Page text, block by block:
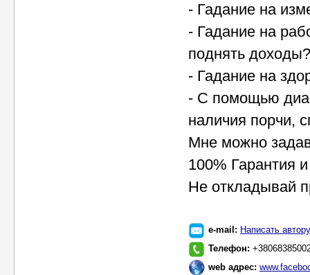
- Гадание на
- Гадание на
поднять доходы?
- Гадание на
- С помощью
наличия порчи,
Мне можно
100% Гарантия
Не откладывай
e-mail: Написать автору
Телефон:
web адрес: